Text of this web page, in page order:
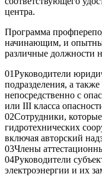
центра.
Программа
начинающим, и
различные должности
01Руководители
подразделения, а
непосредственно с
или III класса
02Сотрудники,
гидротехнических
включая авторский
03Члены
04Руководители
электроэнергии и их